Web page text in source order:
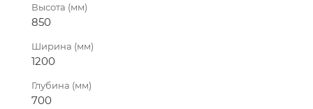
Высота (мм)
850
Ширина (мм)
1200
Глубина (мм)
700